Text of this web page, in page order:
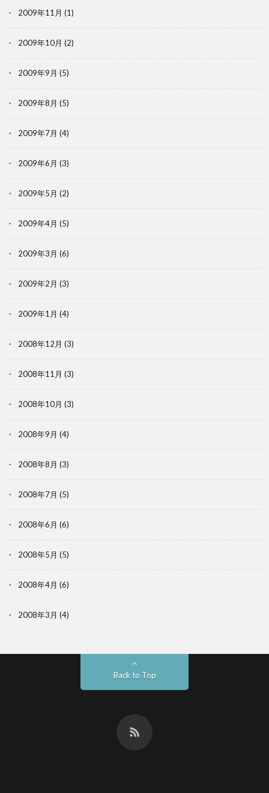
2009年11月 (1)
2009年10月 (2)
2009年9月 (5)
2009年8月 (5)
2009年7月 (4)
2009年6月 (3)
2009年5月 (2)
2009年4月 (5)
2009年3月 (6)
2009年2月 (3)
2009年1月 (4)
2008年12月 (3)
2008年11月 (3)
2008年10月 (3)
2008年9月 (4)
2008年8月 (3)
2008年7月 (5)
2008年6月 (6)
2008年5月 (5)
2008年4月 (6)
2008年3月 (4)
Back to Top